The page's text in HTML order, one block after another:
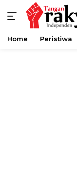
Langsung
Home Peristiwa